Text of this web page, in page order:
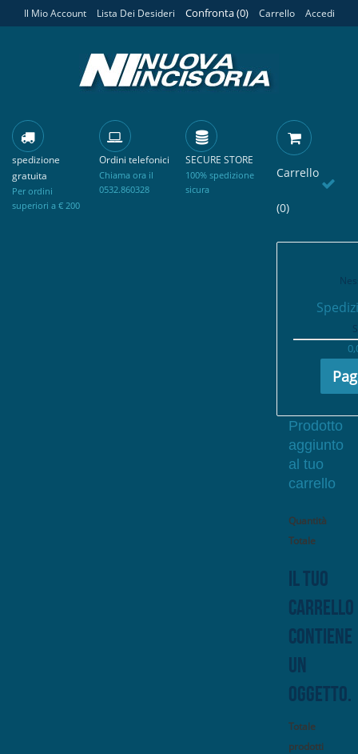
Il Mio Account Lista Dei Desideri Confronta (0) Carrello Accedi
spedizione
gratuita
Per ordini
superiori a € 200
Ordini telefonici
Chiama ora il
0532.860328
SECURE STORE
100% spedizione
sicura
Carrello
(0)
Prodotto
aggiunto
al tuo
carrello
Quantità
Totale
Il tuo
carrello
contiene
un
oggetto.
Totale
prodotti